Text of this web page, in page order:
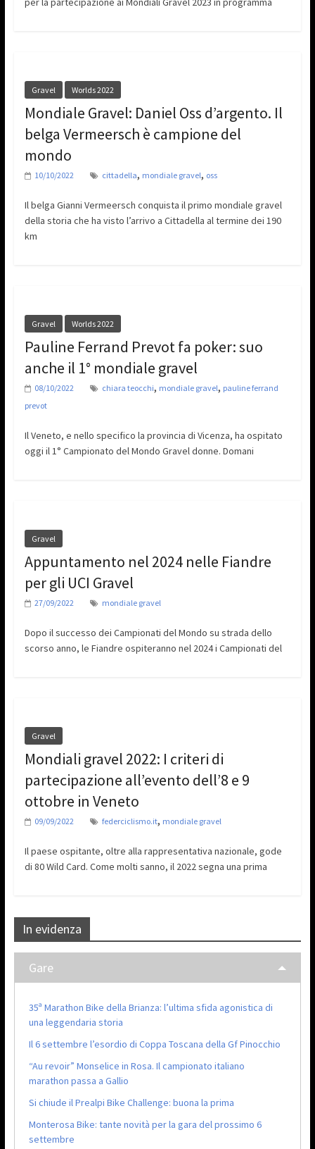
Gravel Worlds 2022
Mondiale Gravel: Daniel Oss d’argento. Il
belga Vermeersch è campione del
mondo
10/10/2022 cittadella, mondiale gravel, oss
Il belga Gianni Vermeersch conquista il primo mondiale gravel
della storia che ha visto l’arrivo a Cittadella al termine dei 190
km
Gravel Worlds 2022
Pauline Ferrand Prevot fa poker: suo
anche il 1° mondiale gravel
08/10/2022 chiara teocchi, mondiale gravel, pauline ferrand
prevot
Il Veneto, e nello specifico la provincia di Vicenza, ha ospitato
oggi il 1° Campionato del Mondo Gravel donne. Domani
Gravel
Appuntamento nel 2024 nelle Fiandre
per gli UCI Gravel
27/09/2022 mondiale gravel
Dopo il successo dei Campionati del Mondo su strada dello
scorso anno, le Fiandre ospiteranno nel 2024 i Campionati del
Gravel
Mondiali gravel 2022: I criteri di
partecipazione all’evento dell’8 e 9
ottobre in Veneto
09/09/2022 federciclismo.it, mondiale gravel
Il paese ospitante, oltre alla rappresentativa nazionale, gode
di 80 Wild Card. Come molti sanno, il 2022 segna una prima
In evidenza
Gare
35ª Marathon Bike della Brianza: l’ultima sfida agonistica di
una leggendaria storia
Il 6 settembre l’esordio di Coppa Toscana della Gf Pinocchio
“Au revoir” Monselice in Rosa. Il campionato italiano
marathon passa a Gallio
Si chiude il Prealpi Bike Challenge: buona la prima
Monterosa Bike: tante novità per la gara del prossimo 6
settembre